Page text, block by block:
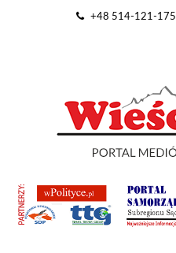
+48 514-121-175